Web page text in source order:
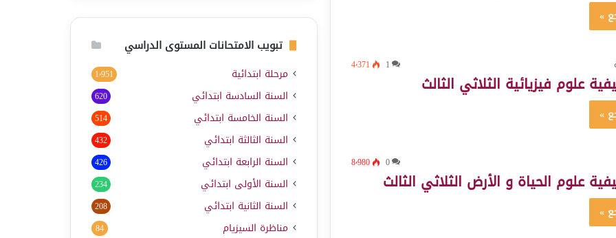
»
1 4٬371
علوم فيزيائية الثلاثي الثالث
»
0 8٬980
علوم الحياة و الأرض الثلاثي الثالث
»
تبويب الامتحانات المستوى الدراسي
مرحلة ابتدائية 1٬951
السنة السادسة ابتدائي 620
السنة الخامسة ابتدائي 514
السنة الثالثة ابتدائي 432
السنة الرابعة ابتدائي 426
السنة الأولى ابتدائي 234
السنة الثانية ابتدائي 208
مناظرة السيزيام 84